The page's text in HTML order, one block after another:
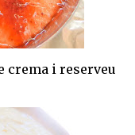
crema i reserveu